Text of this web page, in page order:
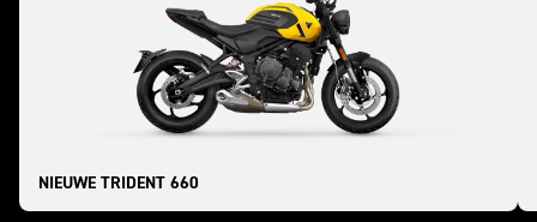
NIEUWE TRIDENT 660